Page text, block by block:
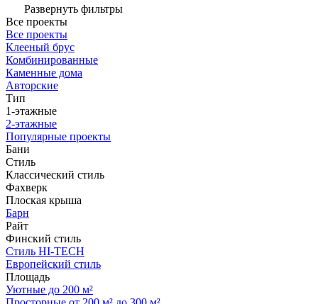
Развернуть фильтры
Все проекты
Все проекты
Клееный брус
Комбинированные
Каменные дома
Авторские
Тип
1-этажные
2-этажные
Популярные проекты
Бани
Стиль
Классический стиль
Фахверк
Плоская крыша
Барн
Райт
Финский стиль
Стиль HI-TECH
Европейский стиль
Площадь
Уютные до 200 м²